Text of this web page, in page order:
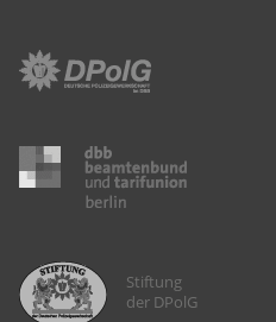
Stiftung
der DPolG